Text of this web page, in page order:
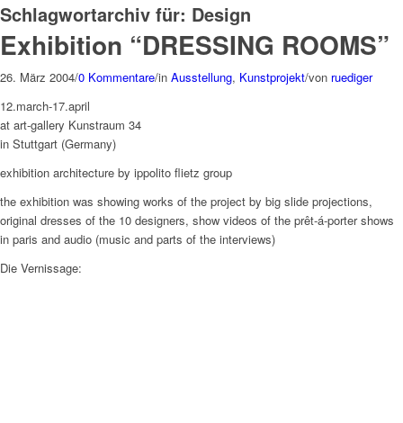
Schlagwortarchiv für: Design
Exhibition “DRESSING ROOMS”
26. März 2004/0 Kommentare/in Ausstellung, Kunstprojekt/von ruediger
12.march-17.april
at art-gallery Kunstraum 34
in Stuttgart (Germany)
exhibition architecture by ippolito flietz group
the exhibition was showing works of the project by big slide projections,
original dresses of the 10 designers, show videos of the prêt-á-porter shows
in paris and audio (music and parts of the interviews)
Die Vernissage: